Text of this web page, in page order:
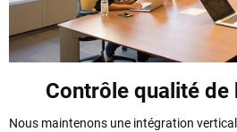
Contrôle qualité de
Nous maintenons une intégration